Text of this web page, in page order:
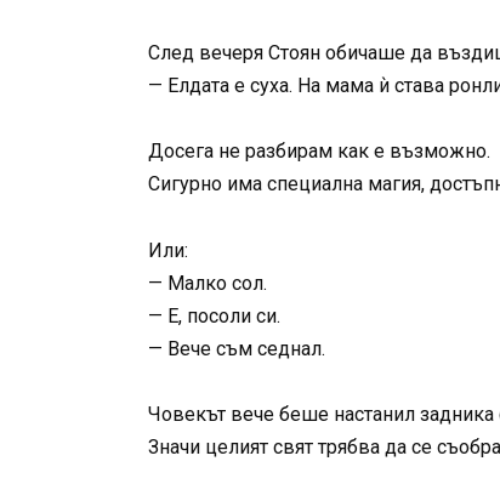
След вечеря Стоян обичаше да
— Елдата е суха. На мама ѝ става
Досега не разбирам как е възможно.
Сигурно има специална магия,
Или:
— Малко сол.
— Е, посоли си.
— Вече съм седнал.
Човекът вече беше настанил задника
Значи целият свят трябва да се